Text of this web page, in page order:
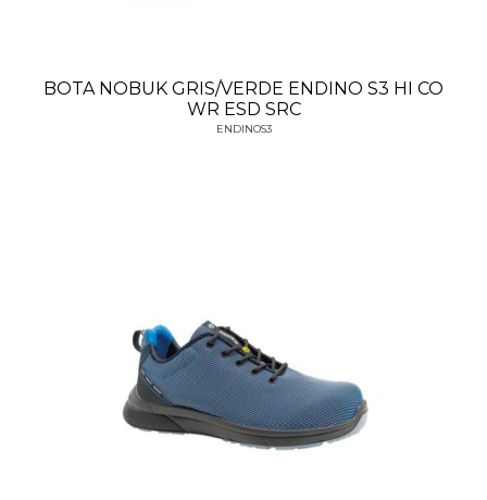
BOTA NOBUK GRIS/VERDE ENDINO S3 HI CO
WR ESD SRC
ENDINOS3